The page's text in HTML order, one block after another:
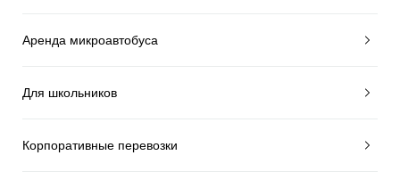
Аренда микроавтобуса
Для школьников
Корпоративные перевозки